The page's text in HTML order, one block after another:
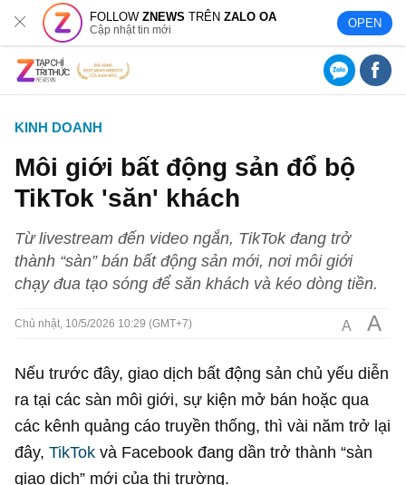
FOLLOWZNEWS TRÊNZALO OA
Cập nhật tin mới OPEN
KINH DOANH
Môi giới bất động sản đổ bộ
TikTok 'săn' khách
Từ livestream đến video ngắn, TikTok đang trở
thành “sàn” bán bất động sản mới, nơi môi giới
chạy đua tạo sóng để săn khách và kéo dòng tiền.
Chủ nhật, 10/5/2026 10:29 (GMT+7) A A
Nếu trước đây, giao dịch bất động sản chủ yếu diễn
ra tại các sàn môi giới, sự kiện mở bán hoặc qua
các kênh quảng cáo truyền thống, thì vài năm trở lại
đây,TikTok và Facebook đang dần trở thành “sàn
giao dịch” mới của thị trường.